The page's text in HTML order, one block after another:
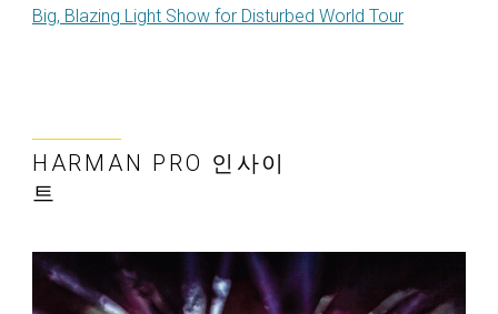
Big, Blazing Light Show for Disturbed World Tour
HARMAN PRO 인사이
트